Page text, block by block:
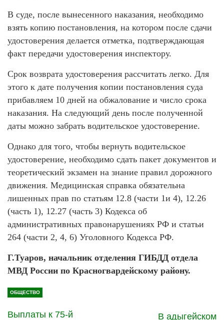
В суде, после вынесенного наказания, необходимо
взять копию постановления, на котором после сдачи
удостоверения делается отметка, подтверждающая
факт передачи удостоверения инспектору.
Срок возврата удостоверения рассчитать легко. Для
этого к дате получения копии постановления суда
прибавляем 10 дней на обжалование и число срока
наказания. На следующий день после полученной
даты можно забрать водительское удостоверение.
Однако для того, чтобы вернуть водительское
удостоверение, необходимо сдать пакет документов и
теоретический экзамен на знание правил дорожного
движения. Медицинская справка обязательна
лишенных прав по статьям 12.8 (части 1и 4), 12.26
(часть 1), 12.27 (часть 3) Кодекса об
административных правонарушениях РФ и статьи
264 (части 2, 4, 6) Уголовного Кодекса РФ.
Г.Туаров, начальник отделения ГИБДД отдела
МВД России по Красногвардейскому району.
ОБЩЕСТВО
Выплаты к 75-й
В адыгейском